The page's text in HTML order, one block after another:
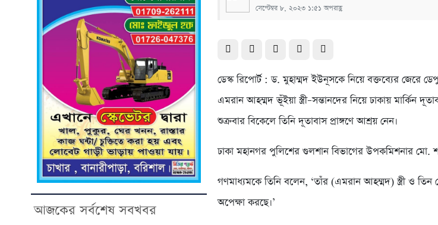
আজকের সর্বশেষ সবখবর
সেপ্টেম্বর ৮, ২০২৩ ১:৫১ অপরাহ্ণ
ডেস্ক রিপোর্ট : ড. মুহাম্মদ ইউনূসকে নিয়ে বক্তব্যের জেরে
এমরান আহম্মদ ভূঁইয়া স্ত্রী–সন্তানদের নিয়ে ঢাকায় মার্কিন
শুক্রবার বিকেলে তিনি দূতাবাস প্রাঙ্গণে আশ্রয় নেন।
ঢাকা মহানগর পুলিশের গুলশান বিভাগের উপকমিশনার মো.
গণমাধ্যমকে তিনি বলেন, ‘তাঁর (এমরান আহম্মদ) স্ত্রী ও তিন
অপেক্ষা করছে।’